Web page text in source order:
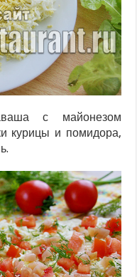
с майонезом
курицы и помидора,